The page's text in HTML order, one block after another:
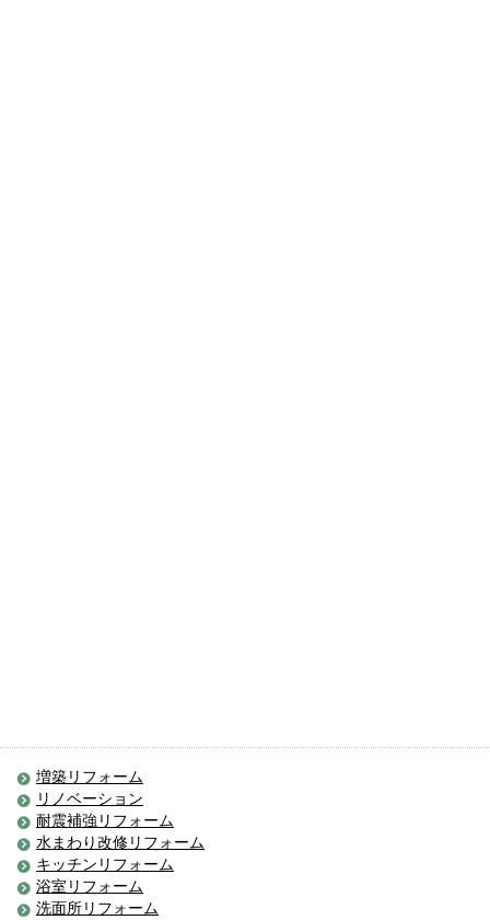
増築リフォーム
リノベーション
耐震補強リフォーム
水まわり改修リフォーム
キッチンリフォーム
浴室リフォーム
洗面所リフォーム